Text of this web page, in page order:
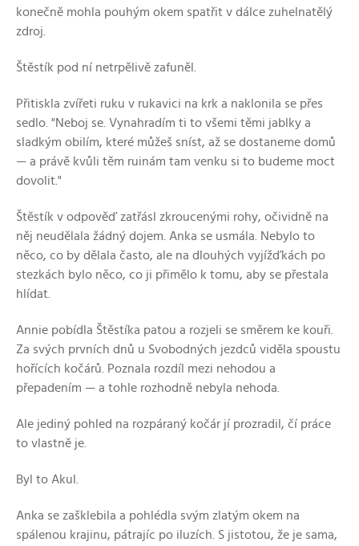
konečně mohla pouhým okem spatřit v dálce zuhelnatělý
zdroj.
Štěstík pod ní netrpělivě zafuněl.
Přitiskla zvířeti ruku v rukavici na krk a naklonila se přes
sedlo. "Neboj se. Vynahradím ti to všemi těmi jablky a
sladkým obilím, které můžeš sníst, až se dostaneme domů
— a právě kvůli těm ruinám tam venku si to budeme moct
dovolit."
Štěstík v odpověď zatřásl zkroucenými rohy, očividně na
něj neudělala žádný dojem. Anka se usmála. Nebylo to
něco, co by dělala často, ale na dlouhých vyjížďkách po
stezkách bylo něco, co ji přimělo k tomu, aby se přestala
hlídat.
Annie pobídla Štěstíka patou a rozjeli se směrem ke kouři.
Za svých prvních dnů u Svobodných jezdců viděla spoustu
hořících kočárů. Poznala rozdíl mezi nehodou a
přepadením — a tohle rozhodně nebyla nehoda.
Ale jediný pohled na rozpáraný kočár jí prozradil, čí práce
to vlastně je.
Byl to Akul.
Anka se zašklebila a pohlédla svým zlatým okem na
spálenou krajinu, pátrajíc po iluzích. S jistotou, že je sama,